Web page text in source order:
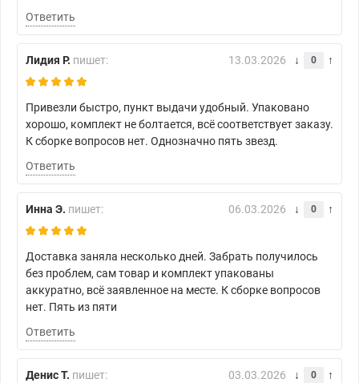
Ответить
Лидия Р. пишет: 13.03.2026 0
Привезли быстро, пункт выдачи удобный. Упаковано
хорошо, комплект не болтается, всё соответствует заказу.
К сборке вопросов нет. Однозначно пять звезд.
Ответить
Инна Э. пишет: 06.03.2026 0
Доставка заняла несколько дней. Забрать получилось
без проблем, сам товар и комплект упакованы
аккуратно, всё заявленное на месте. К сборке вопросов
нет. Пять из пяти
Ответить
Денис Т. пишет: 03.03.2026 0